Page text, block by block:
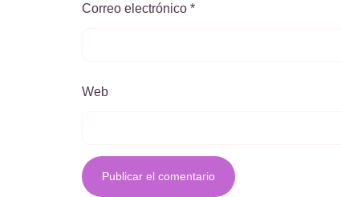
Correo electrónico *
Web